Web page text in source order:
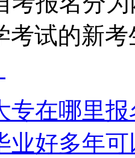
考试的新
专在哪里
业好多年